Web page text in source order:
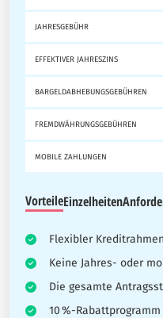
JAHRESGEBÜHR
EFFEKTIVER JAHRESZINS
BARGELDABHEBUNGSGEBÜHREN
FREMDWÄHRUNGSGEBÜHREN
MOBILE ZAHLUNGEN
VorteileEinzelheiten
Flexibler
Keine Jahres- oder
Die gesamte
10 %-Rabattprogramm